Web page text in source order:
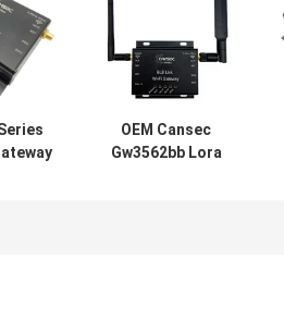
OEM Cansec
Gw3562bb Lora